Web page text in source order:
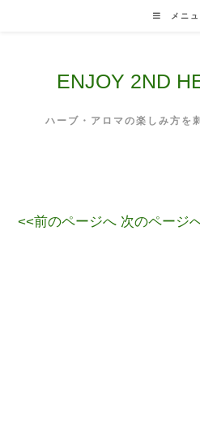
メニ
ENJOY 2ND
ハーブ・アロマの楽しみ方を
<<前のページへ 次のページ